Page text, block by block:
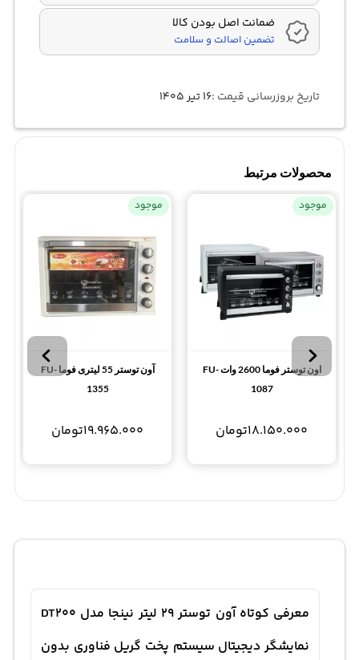
ضمانت اصل بودن کالا
تضمین اصالت و سلامت
تاریخ بروزرسانی قیمت :۱۶ تیر ۱۴۰۵
محصولات مرتبط
موجود
اون توستر فوما 2600 وات FU-
1087
18.150.000تومان
موجود
آون توستر 55 لیتری فوما FU-
1355
19.965.000تومان
معرفی کوتاه آون توستر 29 لیتر نینجا مدل DT200
نمایشگر دیجیتال سیستم پخت گریل فناوری بدون